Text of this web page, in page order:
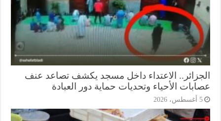
الاعتداء داخل مسجد يكشف تصاعد عنف
الأحياء وتحديات حماية دور العبادة